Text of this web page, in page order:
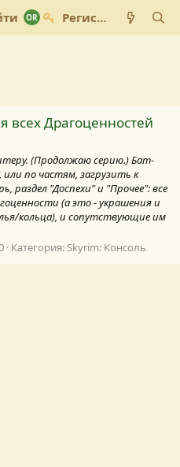
Регистрация
всех Драгоценностей
(Продолжаю серию.) Бат-
по частям, загрузить к
раздел "Доспехи" и "Прочее": все
(а это - украшения и
кольца), и сопутствующие им
Категория:Skyrim: Консоль